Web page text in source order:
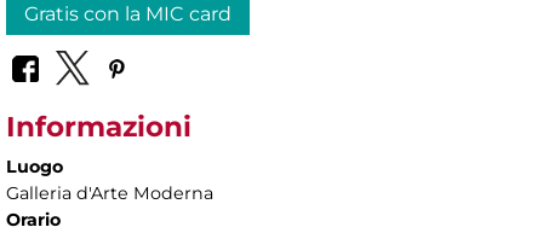
Gratis con la MIC card
Informazioni
Luogo
Galleria d'Arte Moderna
Orario